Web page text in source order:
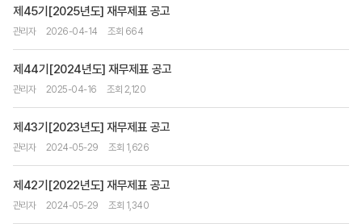
제45기[2025년도] 재무제표 공고
관리자 2026-04-14 조회 664
제44기[2024년도] 재무제표 공고
관리자 2025-04-16 조회 2,120
제43기[2023년도] 재무제표 공고
관리자 2024-05-29 조회 1,626
제42기[2022년도] 재무제표 공고
관리자 2024-05-29 조회 1,340